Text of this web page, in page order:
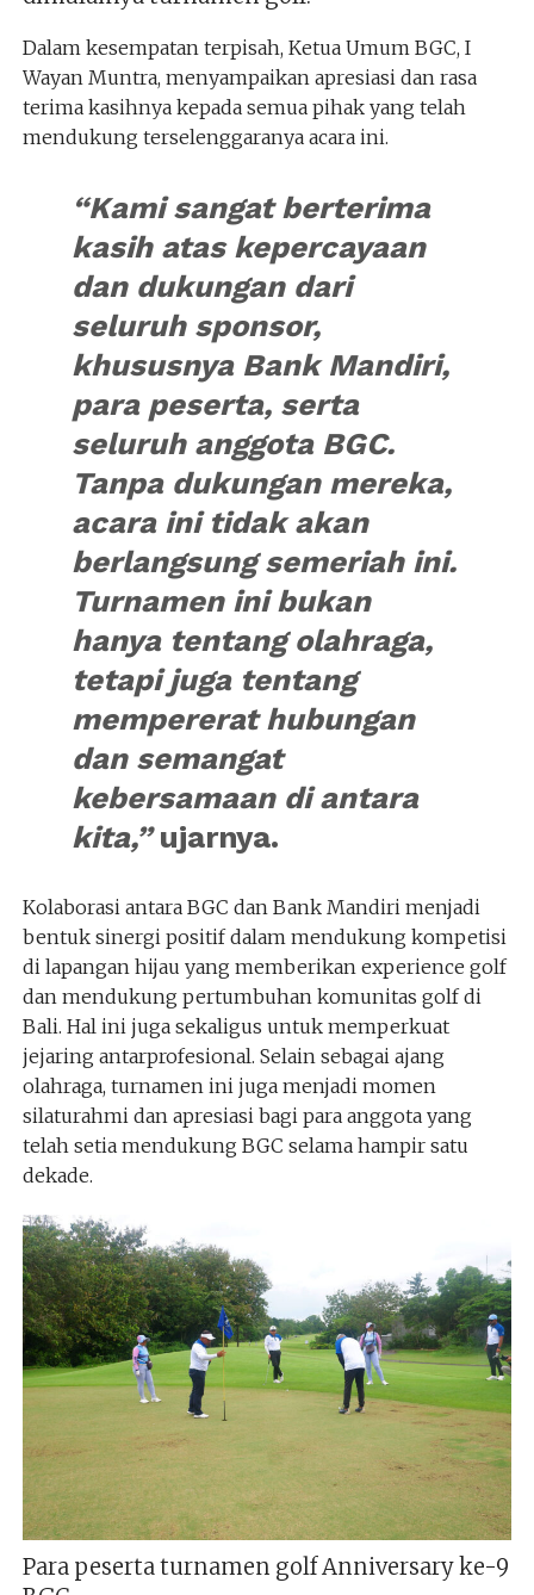
Dalam kesempatan terpisah, Ketua Umum BGC, I
Wayan Muntra, menyampaikan apresiasi dan rasa
terima kasihnya kepada semua pihak yang telah
mendukung terselenggaranya acara ini.
“Kami sangat berterima
kasih atas kepercayaan
dan dukungan dari
seluruh sponsor,
khususnya Bank Mandiri,
para peserta, serta
seluruh anggota BGC.
Tanpa dukungan mereka,
acara ini tidak akan
berlangsung semeriah ini.
Turnamen ini bukan
hanya tentang olahraga,
tetapi juga tentang
mempererat hubungan
dan semangat
kebersamaan di antara
kita,”ujarnya.
Kolaborasi antara BGC dan Bank Mandiri menjadi
bentuk sinergi positif dalam mendukung kompetisi
di lapangan hijau yang memberikan experience golf
dan mendukung pertumbuhan komunitas golf di
Bali. Hal ini juga sekaligus untuk memperkuat
jejaring antarprofesional. Selain sebagai ajang
olahraga, turnamen ini juga menjadi momen
silaturahmi dan apresiasi bagi para anggota yang
telah setia mendukung BGC selama hampir satu
dekade.
Para peserta turnamen golf Anniversary ke-9